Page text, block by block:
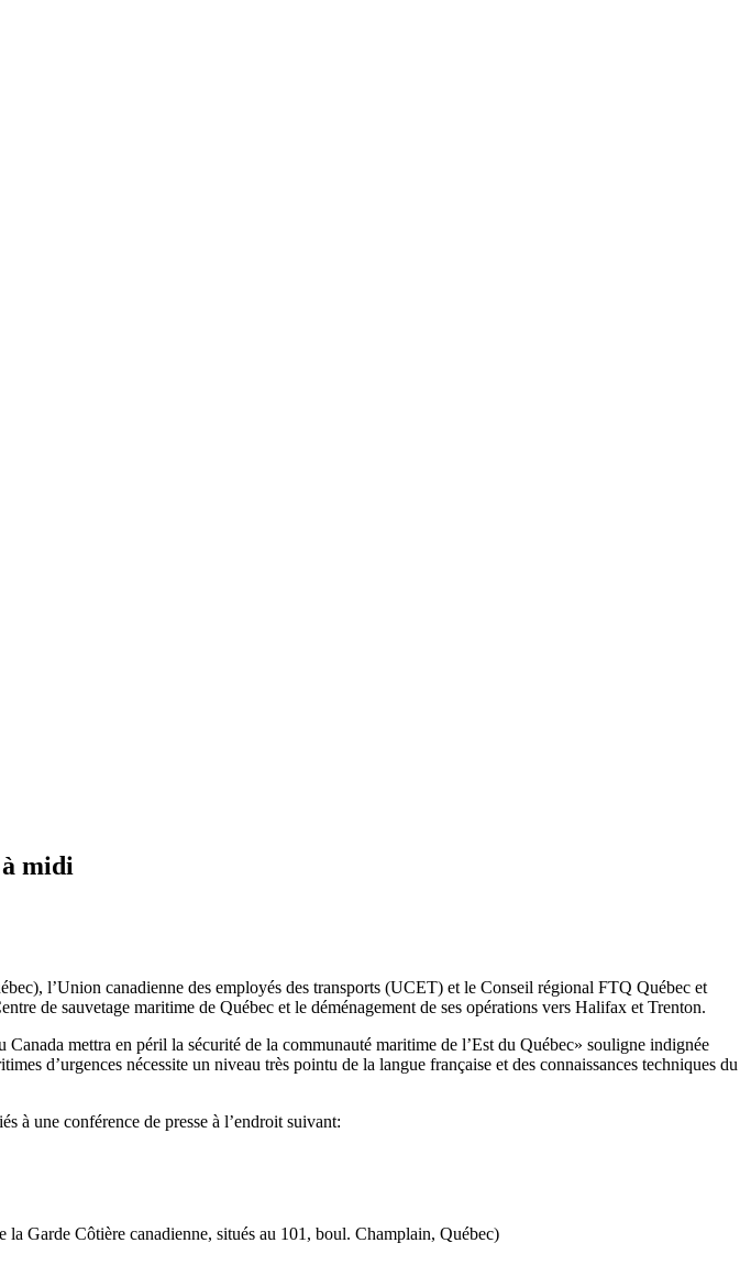
midi
l’Union canadienne des employés des transports (UCET) et le Conseil régional FTQ Québec et
de sauvetage maritime de Québec et le déménagement de ses opérations vers Halifax et Trenton.
mettra en péril la sécurité de la communauté maritime de l’Est du Québec» souligne indignée
d’urgences nécessite un niveau très pointu de la langue française et des connaissances techniques du
à une conférence de presse à l’endroit suivant:
Garde Côtière canadienne, situés au 101, boul. Champlain, Québec)